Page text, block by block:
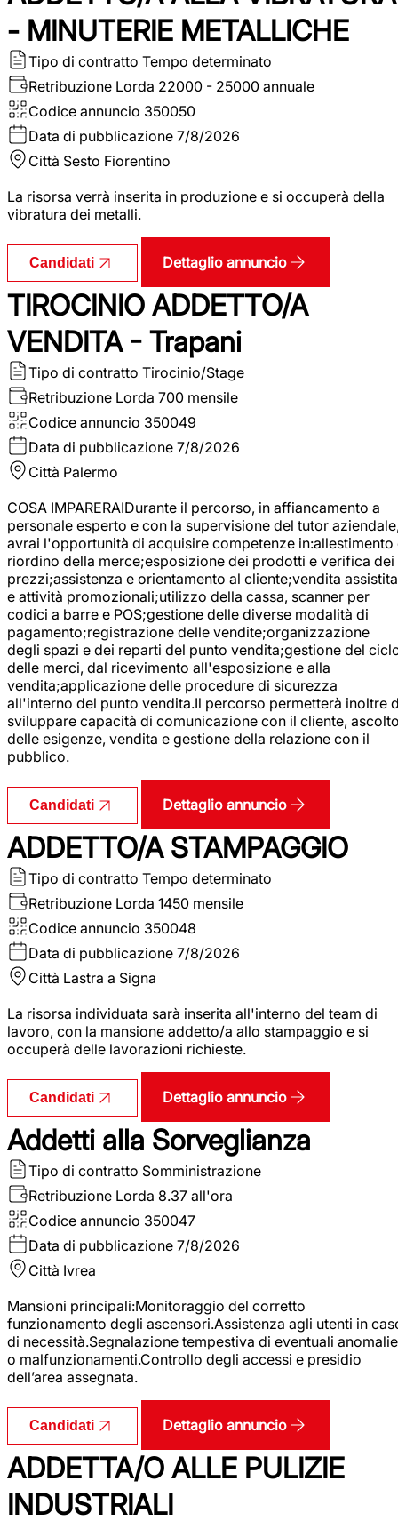
- MINUTERIE METALLICHE
Tipo di contratto Tempo determinato
Retribuzione Lorda 22000 - 25000 annuale
Codice annuncio 350050
Data di pubblicazione 7/8/2026
Città Sesto Fiorentino
La risorsa verrà inserita in produzione e si occuperà della
vibratura dei metalli.
Candidati Dettaglio annuncio
TIROCINIO ADDETTO/A
VENDITA - Trapani
Tipo di contratto Tirocinio/Stage
Retribuzione Lorda 700 mensile
Codice annuncio 350049
Data di pubblicazione 7/8/2026
Città Palermo
COSA IMPARERAIDurante il percorso, in affiancamento a
personale esperto e con la supervisione del tutor
avrai l'opportunità di acquisire competenze in:allestimento
riordino della merce;esposizione dei prodotti e verifica dei
prezzi;assistenza e orientamento al cliente;vendita assistita
e attività promozionali;utilizzo della cassa, scanner per
codici a barre e POS;gestione delle diverse modalità di
pagamento;registrazione delle vendite;organizzazione
degli spazi e dei reparti del punto vendita;gestione del
delle merci, dal ricevimento all'esposizione e alla
vendita;applicazione delle procedure di sicurezza
all'interno del punto vendita.Il percorso permetterà inoltre
sviluppare capacità di comunicazione con il cliente,
delle esigenze, vendita e gestione della relazione con il
pubblico.
Candidati Dettaglio annuncio
ADDETTO/A STAMPAGGIO
Tipo di contratto Tempo determinato
Retribuzione Lorda 1450 mensile
Codice annuncio 350048
Data di pubblicazione 7/8/2026
Città Lastra a Signa
La risorsa individuata sarà inserita all'interno del team di
lavoro, con la mansione addetto/a allo stampaggio e si
occuperà delle lavorazioni richieste.
Candidati Dettaglio annuncio
Addetti alla Sorveglianza
Tipo di contratto Somministrazione
Retribuzione Lorda 8.37 all'ora
Codice annuncio 350047
Data di pubblicazione 7/8/2026
Città Ivrea
Mansioni principali:Monitoraggio del corretto
funzionamento degli ascensori.Assistenza agli utenti in
di necessità.Segnalazione tempestiva di eventuali anomalie
o malfunzionamenti.Controllo degli accessi e presidio
dell’area assegnata.
Candidati Dettaglio annuncio
ADDETTA/O ALLE PULIZIE
INDUSTRIALI